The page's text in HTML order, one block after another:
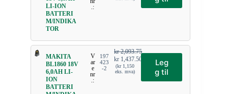
LI-ION
BATTERI
M/INDIKA
TOR
.:
MAKITA
BL1860 18V
6,0AH LI-
ION
BATTERI
V
ar
e
nr
.:
197
423
-2
kr2,093.75
kr 1,437.50
(kr1,150
eks. mva)
Leg
g til